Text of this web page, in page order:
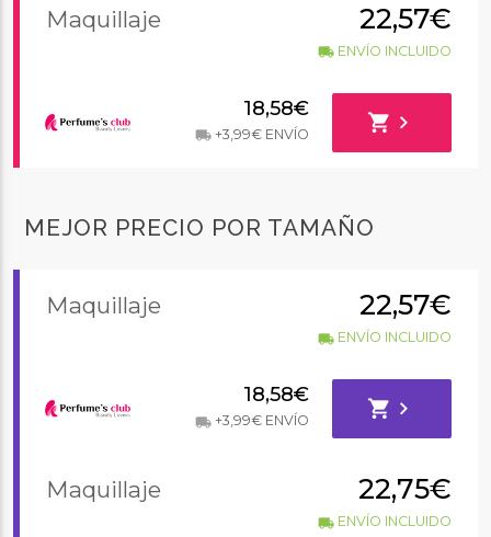
Maquillaje 22,57€
local_shippingENVÍO INCLUIDO
18,58€
local_shipping+3,99€ ENVÍO shopping_cart chevron_right
MEJOR PRECIO POR TAMAÑO
Maquillaje 22,57€
local_shippingENVÍO INCLUIDO
18,58€
local_shipping+3,99€ ENVÍO shopping_cart chevron_right
Maquillaje 22,75€
local_shippingENVÍO INCLUIDO